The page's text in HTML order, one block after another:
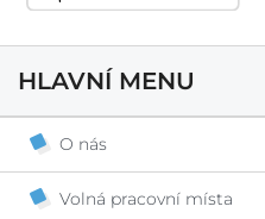
HLAVNÍ MENU
O nás
Volná pracovní místa